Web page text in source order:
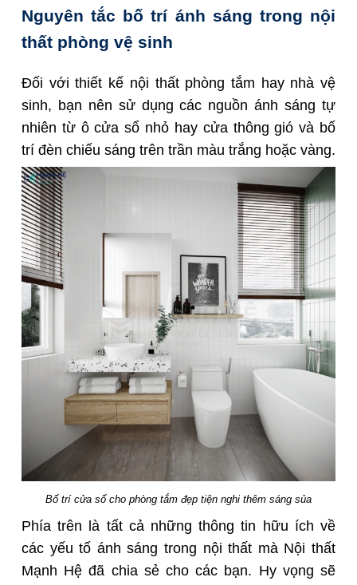
Nguyên tắc bố trí ánh sáng trong nội
thất phòng vệ sinh
Đối với thiết kế nội thất phòng tắm hay nhà vệ
sinh, bạn nên sử dụng các nguồn ánh sáng tự
nhiên từ ô cửa sổ nhỏ hay cửa thông gió và bố
trí đèn chiếu sáng trên trần màu trắng hoặc vàng.
Bố trí cửa sổ cho phòng tắm đẹp tiện nghi thêm sáng sủa
Phía trên là tất cả những thông tin hữu ích về
các yếu tố ánh sáng trong nội thất mà Nội thất
Mạnh Hệ đã chia sẻ cho các bạn. Hy vọng sẽ